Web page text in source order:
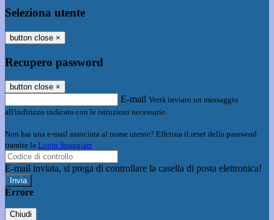
Seleziona utente
button close ×
Recupero password
button close ×
E-mail Verrà inviato un messaggio
all'indirizzo indicato con le istruzioni necessarie.
Non hai una e-mail associata al nome utente? Effettua il reset della password
tramite la Login Spaggiari
E-mail inviata, si prega di controllare la casella di posta elettronica!
Errore
Chiudi